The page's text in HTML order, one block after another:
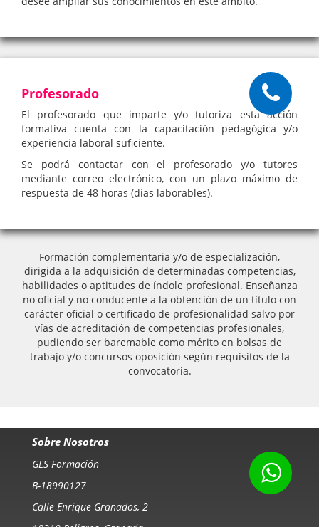
Profesorado
El profesorado que imparte y/o tutoriza esta acción
formativa cuenta con la capacitación pedagógica y/o
experiencia laboral suficiente.
Se podrá contactar con el profesorado y/o tutores
mediante correo electrónico, con un plazo máximo de
respuesta de 48 horas (días laborables).
Formación complementaria y/o de especialización,
dirigida a la adquisición de determinadas competencias,
habilidades o aptitudes de índole profesional. Enseñanza
no oficial y no conducente a la obtención de un título con
carácter oficial o certificado de profesionalidad salvo por
vías de acreditación de competencias profesionales,
pudiendo ser baremable como mérito en bolsas de
trabajo y/o concursos oposición según requisitos de la
convocatoria.
Sobre Nosotros
GES Formación
B-18990127
Calle Enrique Granados, 2